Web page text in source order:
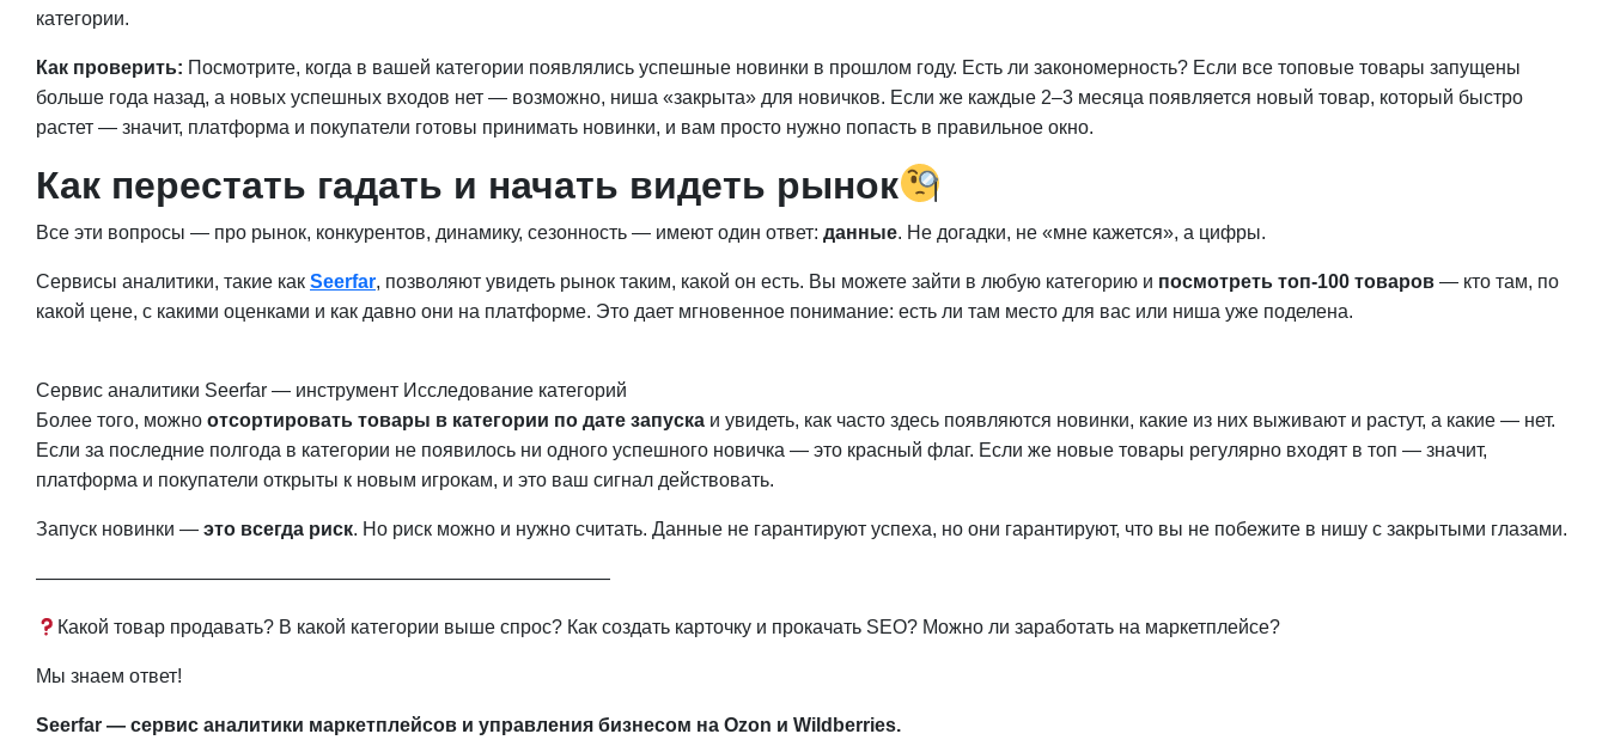
категории.
Как проверить: Посмотрите, когда в вашей категории появлялись успешные новинки в прошлом году. Есть ли закономерность? Если все топовые товары запущены
больше года назад, а новых успешных входов нет — возможно, ниша «закрыта» для новичков. Если же каждые 2–3 месяца появляется новый товар, который быстро
растет — значит, платформа и покупатели готовы принимать новинки, и вам просто нужно попасть в правильное окно.
Как перестать гадать и начать видеть рынок
Все эти вопросы — про рынок, конкурентов, динамику, сезонность — имеют один ответ: данные. Не догадки, не «мне кажется», а цифры.
Сервисы аналитики, такие как Seerfar, позволяют увидеть рынок таким, какой он есть. Вы можете зайти в любую категорию и посмотреть топ-100 товаров — кто там, по
какой цене, с какими оценками и как давно они на платформе. Это дает мгновенное понимание: есть ли там место для вас или ниша уже поделена.
Сервис аналитики Seerfar — инструмент Исследование категорий
Более того, можно отсортировать товары в категории по дате запуска и увидеть, как часто здесь появляются новинки, какие из них выживают и растут, а какие — нет.
Если за последние полгода в категории не появилось ни одного успешного новичка — это красный флаг. Если же новые товары регулярно входят в топ — значит,
платформа и покупатели открыты к новым игрокам, и это ваш сигнал действовать.
Запуск новинки — это всегда риск. Но риск можно и нужно считать. Данные не гарантируют успеха, но они гарантируют, что вы не побежите в нишу с закрытыми глазами.
——————————————————————————————
Какой товар продавать? В какой категории выше спрос? Как создать карточку и прокачать SEO? Можно ли заработать на маркетплейсе?
Мы знаем ответ!
Seerfar — сервис аналитики маркетплейсов и управления бизнесом на Ozon и Wildberries.